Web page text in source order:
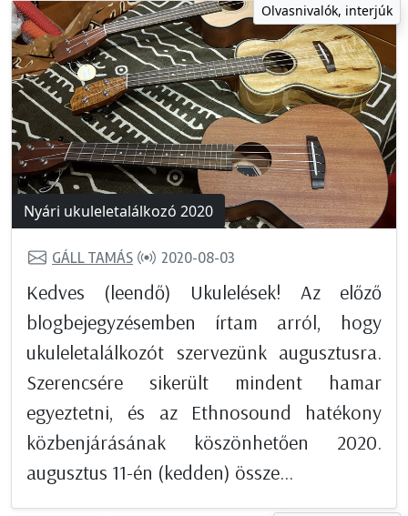
Olvasnivalók, interjúk
Nyári ukuleletalálkozó 2020
GÁLL TAMÁS 2020-08-03
Kedves (leendő) Ukulelések! Az előző
blogbejegyzésemben írtam arról, hogy
ukuleletalálkozót szervezünk augusztusra.
Szerencsére sikerült mindent hamar
egyeztetni, és az Ethnosound hatékony
közbenjárásának köszönhetően 2020.
augusztus 11-én (kedden) össze...